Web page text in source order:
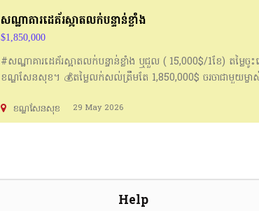
សណ្ឋាគារដេគ័រស្អាតលក់បន្ទាន់ខ្លាំង
$1,850,000
#សណ្ឋាគារដេគ័រស្អាតលក់បន្ទាន់ខ្លាំង ឬជួល ( 15,000$/1ខែ) តម្
ខណ្ឌសែនសុខ។ 💰តម្លៃលក់សល់ត្រឹមតែ 1,850,000$ ចរចាជាមួយម្ច
12.5 x 40m #អាគារ 6ជាន់ ,មាន 60បន្ទប់ #ផ្លូវ 8m ⛳ទីតាំងភូមិ
#B09/032, #ផ្ទះលក់បន្ទាន់ខ្លាំង #ផ្ទះអាជីវកម្ម #អាជីវករ
ខណ្ឌសែនសុខ 29 May 2026
Help